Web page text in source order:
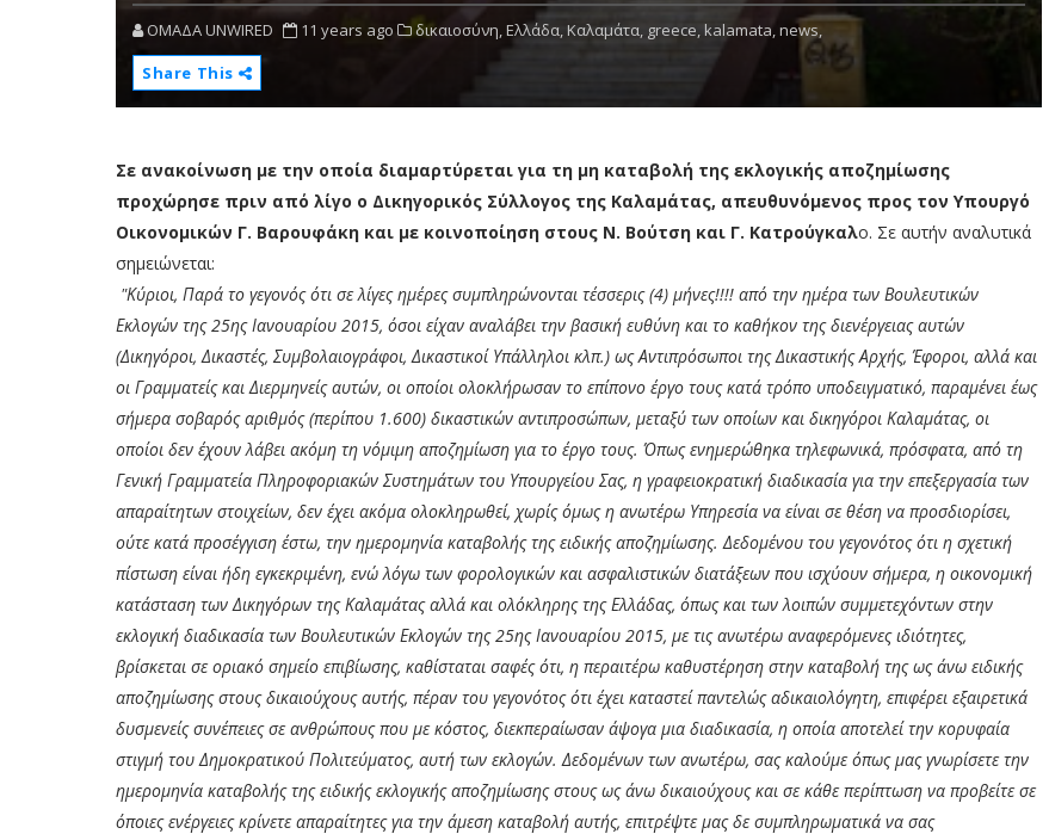
OMAΔΑ UNWIRED 11 years ago δικαιοσύνη,Ελλάδα,Καλαμάτα, greece,kalamata,news,
Share This
Σε ανακοίνωση με την οποία διαμαρτύρεται για τη μη καταβολή της εκλογικής αποζημίωσης
προχώρησε πριν από λίγο ο Δικηγορικός Σύλλογος της Καλαμάτας, απευθυνόμενος προς τον Υπουργό
Οικονομικών Γ. Βαρουφάκη και με κοινοποίηση στους Ν. Βούτση και Γ. Κατρούγκαλο. Σε αυτήν αναλυτικά
σημειώνεται:
"Κύριοι, Παρά το γεγονός ότι σε λίγες ημέρες συμπληρώνονται τέσσερις (4) μήνες!!!! από την ημέρα των Βουλευτικών
Εκλογών της 25ης Ιανουαρίου 2015, όσοι είχαν αναλάβει την βασική ευθύνη και το καθήκον της διενέργειας αυτών
(Δικηγόροι, Δικαστές, Συμβολαιογράφοι, Δικαστικοί Υπάλληλοι κλπ.) ως Αντιπρόσωποι της Δικαστικής Αρχής, Έφοροι, αλλά και
οι Γραμματείς και Διερμηνείς αυτών, οι οποίοι ολοκλήρωσαν το επίπονο έργο τους κατά τρόπο υποδειγματικό, παραμένει έως
σήμερα σοβαρός αριθμός (περίπου 1.600) δικαστικών αντιπροσώπων, μεταξύ των οποίων και δικηγόροι Καλαμάτας, οι
οποίοι δεν έχουν λάβει ακόμη τη νόμιμη αποζημίωση για το έργο τους. Όπως ενημερώθηκα τηλεφωνικά, πρόσφατα, από τη
Γενική Γραμματεία Πληροφοριακών Συστημάτων του Υπουργείου Σας, η γραφειοκρατική διαδικασία για την επεξεργασία των
απαραίτητων στοιχείων, δεν έχει ακόμα ολοκληρωθεί, χωρίς όμως η ανωτέρω Υπηρεσία να είναι σε θέση να προσδιορίσει,
ούτε κατά προσέγγιση έστω, την ημερομηνία καταβολής της ειδικής αποζημίωσης. Δεδομένου του γεγονότος ότι η σχετική
πίστωση είναι ήδη εγκεκριμένη, ενώ λόγω των φορολογικών και ασφαλιστικών διατάξεων που ισχύουν σήμερα, η οικονομική
κατάσταση των Δικηγόρων της Καλαμάτας αλλά και ολόκληρης της Ελλάδας, όπως και των λοιπών συμμετεχόντων στην
εκλογική διαδικασία των Βουλευτικών Εκλογών της 25ης Ιανουαρίου 2015, με τις ανωτέρω αναφερόμενες ιδιότητες,
βρίσκεται σε οριακό σημείο επιβίωσης, καθίσταται σαφές ότι, η περαιτέρω καθυστέρηση στην καταβολή της ως άνω ειδικής
αποζημίωσης στους δικαιούχους αυτής, πέραν του γεγονότος ότι έχει καταστεί παντελώς αδικαιολόγητη, επιφέρει εξαιρετικά
δυσμενείς συνέπειες σε ανθρώπους που με κόστος, διεκπεραίωσαν άψογα μια διαδικασία, η οποία αποτελεί την κορυφαία
στιγμή του Δημοκρατικού Πολιτεύματος, αυτή των εκλογών. Δεδομένων των ανωτέρω, σας καλούμε όπως μας γνωρίσετε την
ημερομηνία καταβολής της ειδικής εκλογικής αποζημίωσης στους ως άνω δικαιούχους και σε κάθε περίπτωση να προβείτε σε
όποιες ενέργειες κρίνετε απαραίτητες για την άμεση καταβολή αυτής, επιτρέψτε μας δε συμπληρωματικά να σας